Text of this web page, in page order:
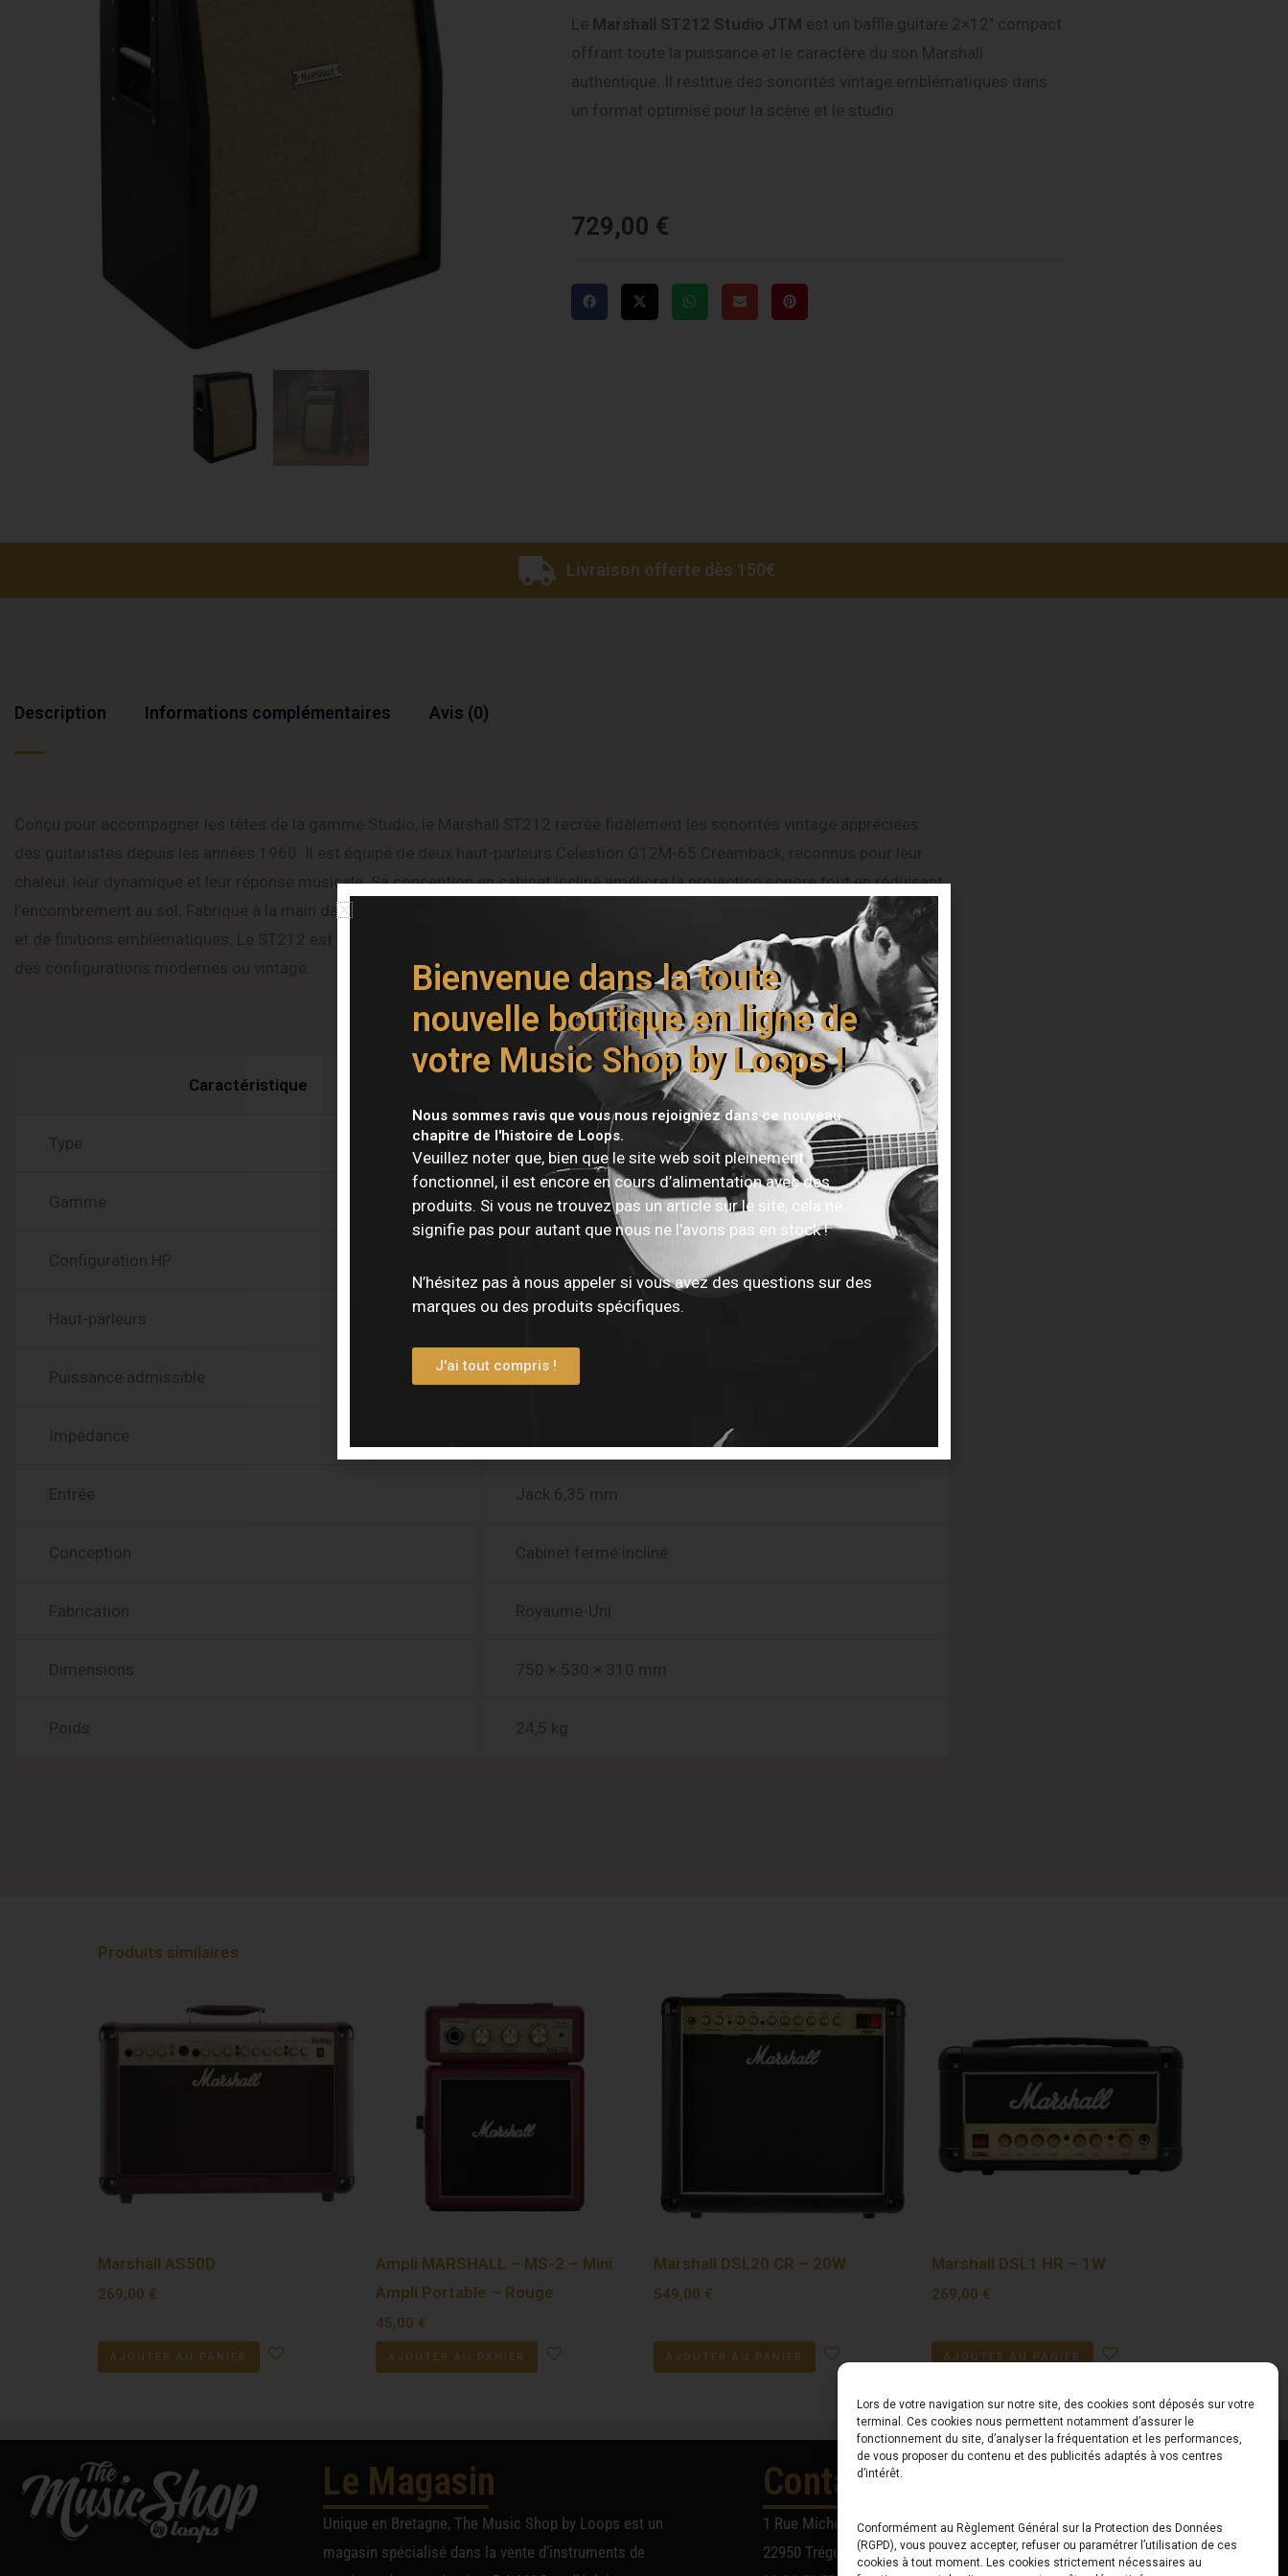
Lors de votre navigation sur notre site, des cookies sont déposés sur votre
terminal. Ces cookies nous permettent notamment d’assurer le
fonctionnement du site, d’analyser la fréquentation et les performances,
de vous proposer du contenu et des publicités adaptés à vos centres
d’intérêt.
Conformément au Règlement Général sur la Protection des Données
(RGPD), vous pouvez accepter, refuser ou paramétrer l’utilisation de ces
cookies à tout moment. Les cookies strictement nécessaires au
Le Marshall ST212 Studio JTM est un baffle guitare 2×12″ compact
offrant toute la puissance et le caractère du son Marshall
authentique. Il restitue des sonorités vintage emblématiques dans
un format optimisé pour la scène et le studio.
729,00 €
Livraison offerte dès 150€
Description Informations complémentaires Avis (0)
chaleur, leur dynamique et leur réponse musicale. Sa conception en cabinet incliné améliore la projection sonore tout en réduisant
l’encombrement au sol. Fabriqué à la main dans l’usine Marshall au Royaume-Uni, il bénéficie d’une qualité de fabrication soignée
et de finitions emblématiques. Le ST212 est idéal pour ceux qui recherchent un baffle puissant, expressif et facile à intégrer dans
Caractéristiques Techniques
Caractéristique Détail
Type Baffle guitare incliné
Gamme Studio
Configuration HP 2 × 12″ (Ø 305 mm)
Haut-parleurs Celestion G12M-65 Creamback
Puissance admissible 130 W
Impédance
Entrée Jack 6,35 mm
Conception Cabinet fermé incliné
Fabrication Royaume-Uni
Dimensions 750 × 530 × 310 mm
Poids 24,5 kg
Produits similaires
Marshall AS50D
269,00 €
AJOUTER AU PANIER
Ampli MARSHALL – MS-2 – Mini
Ampli Portable – Rouge
45,00 €
AJOUTER AU PANIER
Marshall DSL20 CR – 20W
549,00 €
AJOUTER AU PANIER
Marshall DSL1 HR – 1W
269,00 €
AJOUTER AU PANIER
Le Magasin
Unique en Bretagne, The Music Shop by Loops est un
magasin spécialisé dans la vente d’instruments de
Contact
1 Rue Michel Audiard
22950 Trégueux
Du Lundi au Vendredi
10h00 – 12h30 // 14h00 –
Bienvenue dans la toute
nouvelle boutique en ligne de
votre Music Shop by Loops !
Nous sommes ravis que vous nous rejoigniez dans ce nouveau
chapitre de l'histoire de Loops.
Veuillez noter que, bien que le site web soit pleinement
fonctionnel, il est encore en cours d’alimentation avec des
produits. Si vous ne trouvez pas un article sur le site, cela ne
signifie pas pour autant que nous ne l’avons pas en stock !
N’hésitez pas à nous appeler si vous avez des questions sur des
marques ou des produits spécifiques.
J'ai tout compris !